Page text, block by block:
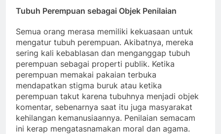
Tubuh Perempuan sebagai Objek Penilaian
Semua orang merasa memiliki kekuasaan untuk
mengatur tubuh perempuan. Akibatnya, mereka
sering kali kebablasan dan menganggap tubuh
perempuan sebagai properti publik. Ketika
perempuan memakai pakaian terbuka
mendapatkan stigma buruk atau ketika
perempuan takut karena tubuhnya menjadi objek
komentar, sebenarnya saat itu juga masyarakat
kehilangan kemanusiaannya. Penilaian semacam
ini kerap mengatasnamakan moral dan agama.